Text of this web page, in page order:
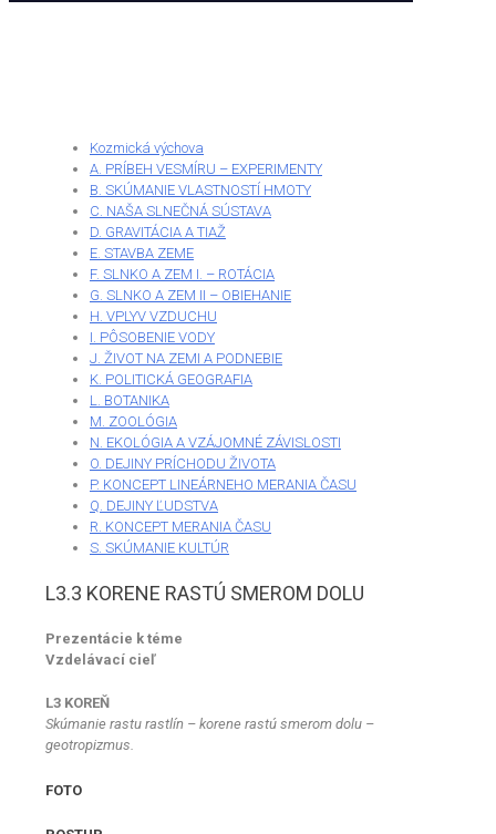
Kozmická výchova
A. PRÍBEH VESMÍRU – EXPERIMENTY
B. SKÚMANIE VLASTNOSTÍ HMOTY
C. NAŠA SLNEČNÁ SÚSTAVA
D. GRAVITÁCIA A TIAŽ
E. STAVBA ZEME
F. SLNKO A ZEM I. – ROTÁCIA
G. SLNKO A ZEM II – OBIEHANIE
H. VPLYV VZDUCHU
I. PÔSOBENIE VODY
J. ŽIVOT NA ZEMI A PODNEBIE
K. POLITICKÁ GEOGRAFIA
L. BOTANIKA
M. ZOOLÓGIA
N. EKOLÓGIA A VZÁJOMNÉ ZÁVISLOSTI
O. DEJINY PRÍCHODU ŽIVOTA
P. KONCEPT LINEÁRNEHO MERANIA ČASU
Q. DEJINY ĽUDSTVA
R. KONCEPT MERANIA ČASU
S. SKÚMANIE KULTÚR
L3.3 KORENE RASTÚ SMEROM DOLU
Prezentácie k téme
Vzdelávací cieľ
L3 KOREŇ
Skúmanie rastu rastlín – korene rastú smerom dolu –
geotropizmus.
FOTO